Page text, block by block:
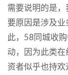
需要说明的是
要原因是涉及
此，58同城收
动，因为此类
资者似乎也持